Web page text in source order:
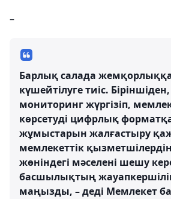
–
Барлық салада
күшейтілуге тиіс. Біріншіден,
мониторинг жүргізіп,
көрсетуді цифрлық
жұмыстарын жалғастыру
мемлекеттік
жөніндегі мәселені шешу
басшылықтың
маңызды, – деді Мемлекет